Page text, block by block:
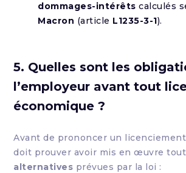
dommages-intérêts calculés
Macron (article L1235-3-1).
5. Quelles sont les
l’employeur avant tout
économique ?
Avant de prononcer un
doit prouver avoir mis en œuvre
alternatives prévues par la loi :